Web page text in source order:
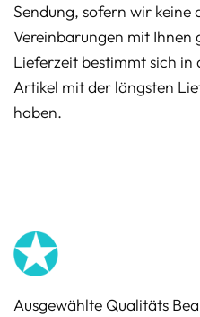
Sendung, sofern wir keine
Vereinbarungen mit Ihnen
Lieferzeit bestimmt sich in
Artikel mit der längsten
haben.
Ausgewählte Qualitäts